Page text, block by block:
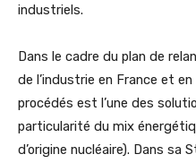
industriels.
Dans le cadre du plan de
de l’industrie en France et
procédés est l’une des
particularité du mix
d’origine nucléaire). Dans sa